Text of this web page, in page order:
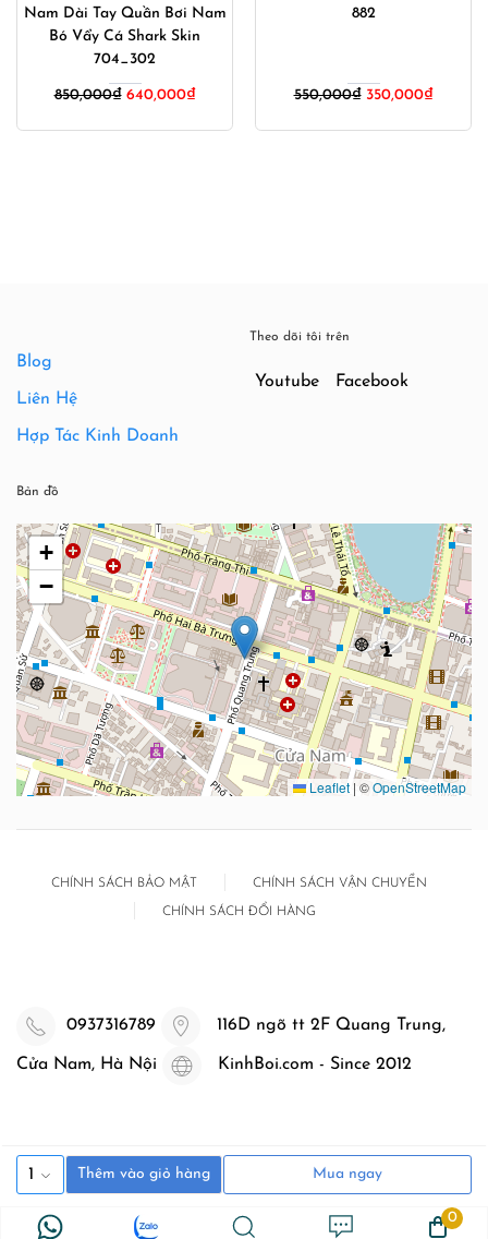
1 Thêm vào giỏ hàng Mua ngay
Nam Dài Tay Quần Bơi Nam
Bó Vẩy Cá Shark Skin
704_302
850,000₫ 640,000₫
882
550,000₫ Giá
350,000₫Giá
0
Blog
Liên Hệ
Hợp Tác Kinh Doanh
Theo dõi tôi trên
Youtube Facebook
Bản đồ
+
−
Leaflet | ©OpenStreetMap
CHÍNH SÁCH BẢO MẬT CHÍNH SÁCH VẬN CHUYỂN
CHÍNH SÁCH ĐỔI HÀNG
0937316789 116D ngõ tt 2F Quang Trung,
Cửa Nam, Hà Nội KinhBoi.com - Since 2012